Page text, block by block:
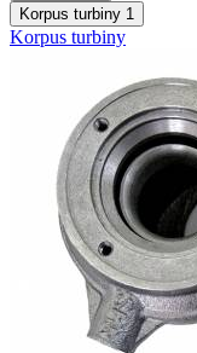
Korpus turbiny 1
Korpus turbiny